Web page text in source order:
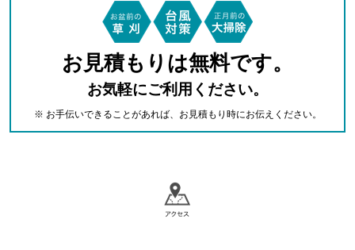
お見積もりは無料です。
お気軽にご利用ください。
※ お手伝いできることがあれば、お見積もり時にお伝えください。